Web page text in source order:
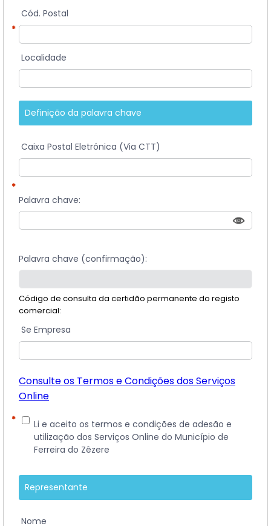
Cód. Postal
*
Localidade
Definição da palavra chave
Caixa Postal Eletrónica (Via CTT)
*
Palavra chave:
Palavra chave (confirmação):
Código de consulta da certidão permanente do registo
comercial:
Se Empresa
Consulte os Termos e Condições dos Serviços
Online
*
Li e aceito os termos e condições de adesão e
utilização dos Serviços Online do Município de
Ferreira do Zêzere
Representante
Nome